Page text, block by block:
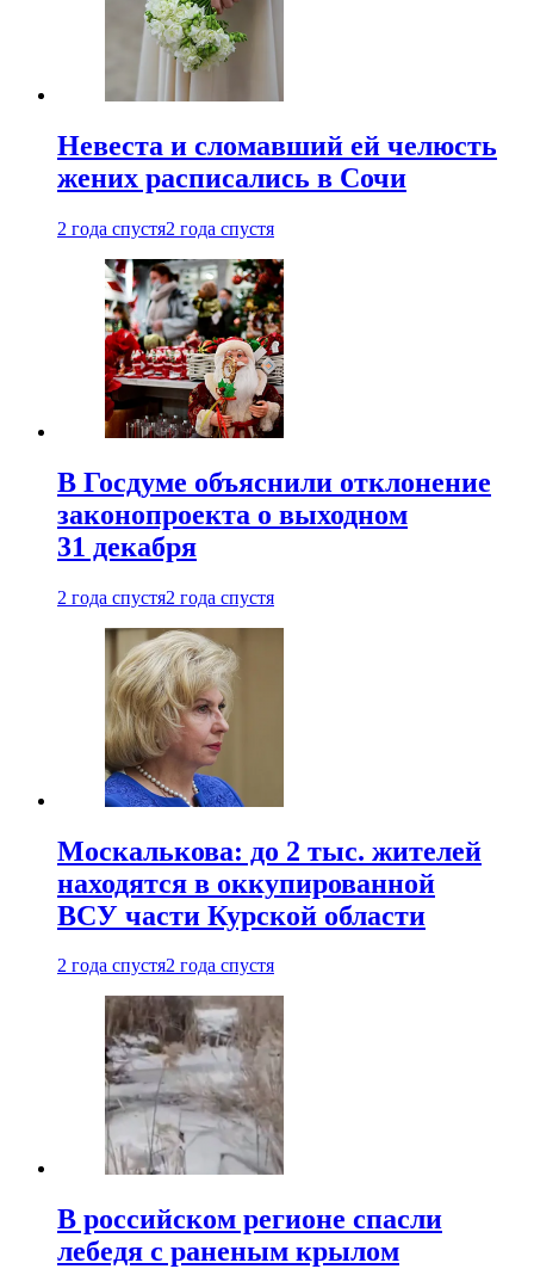
Невеста и сломавший ей челюсть
жених расписались в Сочи
2 года спустя2 года спустя
В Госдуме объяснили отклонение
законопроекта о выходном
31 декабря
2 года спустя2 года спустя
Москалькова: до 2 тыс. жителей
находятся в оккупированной
ВСУ части Курской области
2 года спустя2 года спустя
В российском регионе спасли
лебедя с раненым крылом